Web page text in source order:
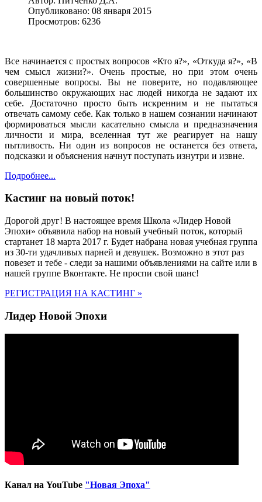
Опубликовано: 08 января 2015
Просмотров: 6236
Все начинается с простых вопросов «Кто я?», «Откуда я?», «В
чем смысл жизни?». Очень простые, но при этом очень
совершенные вопросы. Вы не поверите, но подавляющее
большинство окружающих нас людей никогда не задают их
себе. Достаточно просто быть искренним и не пытаться
отвечать самому себе. Как только в нашем сознании начинают
формироваться мысли касательно смысла и предназначения
личности и мира, вселенная тут же реагирует на нашу
пытливость. Ни один из вопросов не останется без ответа,
подсказки и объяснения начнут поступать изнутри и извне.
Подробнее...
Кастинг на новый поток!
Дорогой друг! В настоящее время Школа «Лидер Новой
Эпохи» объявила набор на новый учебный поток, который
стартанет 18 марта 2017 г. Будет набрана новая учебная группа
из 30-ти удачливых парней и девушек. Возможно в этот раз
повезет и тебе - следи за нашими объявлениями на сайте или в
нашей группе Вконтакте. Не проспи свой шанс!
РЕГИСТРАЦИЯ НА КАСТИНГ »
Лидер Новой Эпохи
Канал на YouTube "Новая Эпоха"